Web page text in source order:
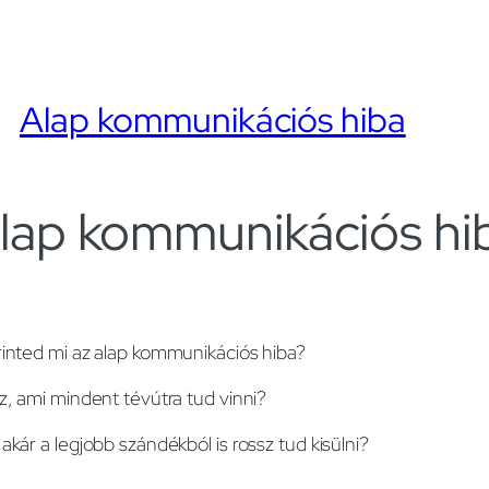
Alap kommunikációs hiba
kommunikációs
mi az alap kommunikációs hiba?
ami mindent tévútra tud vinni?
a legjobb szándékból is rossz tud kisülni?